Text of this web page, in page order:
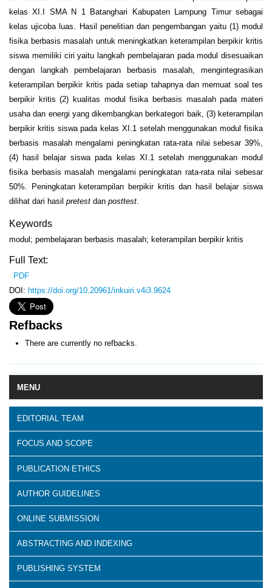
MENU
EDITORIAL TEAM
FOCUS AND SCOPE
PUBLICATION ETHICS
AUTHOR GUIDELINES
ONLINE SUBMISSION
ABSTRACTING AND INDEXING
PUBLISHING SYSTEM
kelas XI.I SMA N 1 Batanghari Kabupaten Lampung Timur sebagai
kelas ujicoba luas. Hasil penelitian dan pengembangan yaitu (1) modul
fisika berbasis masalah untuk meningkatkan keterampilan berpikir kritis
siswa memiliki ciri yaitu langkah pembelajaran pada modul disesuaikan
dengan langkah pembelajaran berbasis masalah, mengintegrasikan
keterampilan berpikir kritis pada setiap tahapnya dan memuat soal tes
berpikir kritis (2) kualitas modul fisika berbasis masalah pada materi
usaha dan energi yang dikembangkan berkategori baik, (3) keterampilan
berpikir kritis siswa pada kelas XI.1 setelah menggunakan modul fisika
berbasis masalah mengalami peningkatan rata-rata nilai sebesar 39%,
(4) hasil belajar siswa pada kelas XI.1 setelah menggunakan modul
fisika berbasis masalah mengalami peningkatan rata-rata nilai sebesar
50%. Peningkatan keterampilan berpikir kritis dan hasil belajar siswa
dilihat dari hasil pretest dan posttest.
Keywords
modul; pembelajaran berbasis masalah; keterampilan berpikir kritis
Full Text:
PDF
DOI: https://doi.org/10.20961/inkuiri.v4i3.9624
Refbacks
There are currently no refbacks.